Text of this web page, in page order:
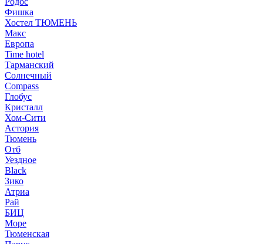
Фишка
Хостел ТЮМЕНЬ
Макс
Европа
Time hotel
Тарманский
Солнечный
Compass
Глобус
Кристалл
Хом-Сити
Астория
Тюмень
Отб
Уездное
Black
Зико
Атриа
Рай
БИЦ
Море
Тюменская